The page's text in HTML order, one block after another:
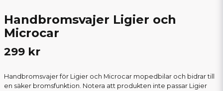
Handbromsvajer Ligier och
Microcar
299 kr
Handbromsvajer för Ligier och Microcar mopedbilar och bidrar till
en säker bromsfunktion. Notera att produkten inte passar Ligier